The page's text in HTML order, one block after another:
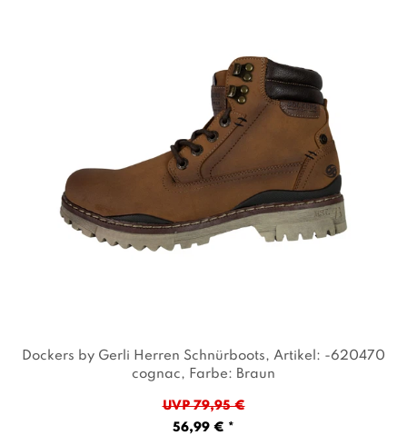
Dockers by Gerli Herren Schnürboots, Artikel: -620470
cognac, Farbe: Braun
UVP 79,95 €
56,99 € *